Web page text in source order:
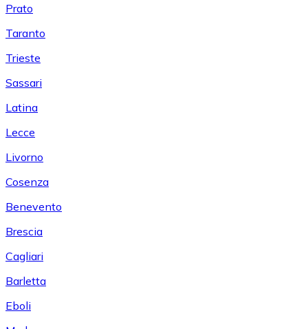
Prato
Taranto
Trieste
Sassari
Latina
Lecce
Livorno
Cosenza
Benevento
Brescia
Cagliari
Barletta
Eboli